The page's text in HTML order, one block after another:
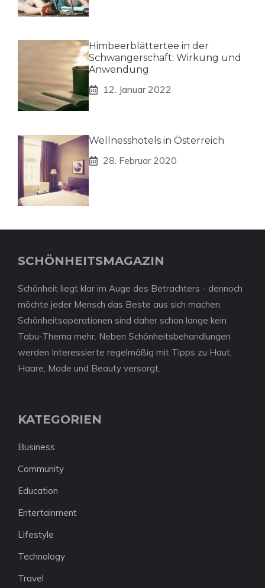
Himbeerblättertee in der
Schwangerschaft: Wirkung und
Anwendung
12. Januar 2022
Wellnesshotels in Österreich
28. Februar 2020
SCHÖNHEITSMAGAZIN
Schönheit liegt klar im Auge des Betrachters - dennoch
möchte jeder Mensch das Beste aus sich machen.
Schönheitsoperationen sind daher schon lange kein
Tabu-Thema mehr. Neben Schönheitsbehandlungen
werden Interessierte regelmäßig mit Tipps zu Haut,
Haare, Mode und Beauty versorgt.
KATEGORIEN
Business
Community
Education
Entertainment
Lifestyle
Technology
Travel